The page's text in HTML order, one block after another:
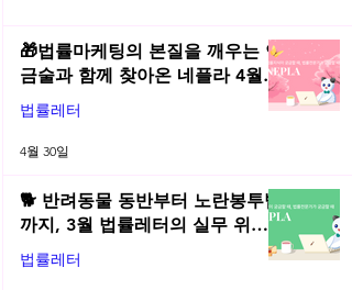
🎁법률마케팅의 본질을 깨우는 연
금술과 함께 찾아온 네플라 4월
법률레터
법률레터
4월 30일
🐕 반려동물 동반부터 노란봉투법
까지, 3월 법률레터의 실무 위키
총정리! | 2026년 3월 네플라 법률
레터
법률레터